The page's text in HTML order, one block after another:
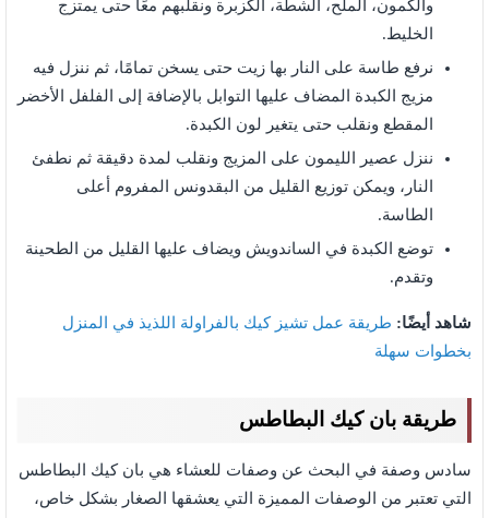
والكمون، الملح، الشطة، الكزبرة ونقلبهم معًا حتى يمتزج
الخليط.
نرفع طاسة على النار بها زيت حتى يسخن تمامًا، ثم ننزل فيه
مزيج الكبدة المضاف عليها التوابل بالإضافة إلى الفلفل الأخضر
المقطع ونقلب حتى يتغير لون الكبدة.
ننزل عصير الليمون على المزيج ونقلب لمدة دقيقة ثم نطفئ
النار، ويمكن توزيع القليل من البقدونس المفروم أعلى
الطاسة.
توضع الكبدة في الساندويش ويضاف عليها القليل من الطحينة
وتقدم.
شاهد أيضًا: طريقة عمل تشيز كيك بالفراولة اللذيذ في المنزل
بخطوات سهلة
طريقة بان كيك البطاطس
سادس وصفة في البحث عن وصفات للعشاء هي بان كيك البطاطس
التي تعتبر من الوصفات المميزة التي يعشقها الصغار بشكل خاص،